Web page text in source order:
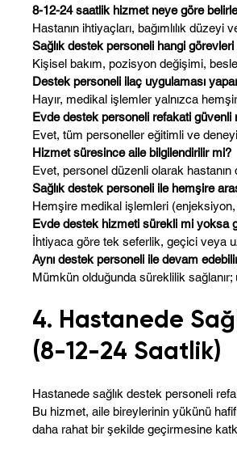
8-12-24 saatlik hizmet neye göre
Hastanın ihtiyaçları, bağımlılık düzeyi
Sağlık destek personeli hangi
Kişisel bakım, pozisyon değişimi,
Destek personeli ilaç uygulaması
Hayır, medikal işlemler yalnızca
Evde destek personeli refakati güvenli
Evet, tüm personeller eğitimli ve
Hizmet süresince aile bilgilendirilir mi?
Evet, personel düzenli olarak
Sağlık destek personeli ile hemşire
Hemşire medikal işlemleri
Evde destek hizmeti sürekli mi yoksa
İhtiyaca göre tek seferlik, geçici veya
Aynı destek personeli ile devam
Mümkün olduğunda süreklilik
4. Hastanede
(8-12-24 Saatlik)
Hastanede sağlık destek personeli
Bu hizmet, aile bireylerinin yükünü
daha rahat bir şekilde geçirmesine